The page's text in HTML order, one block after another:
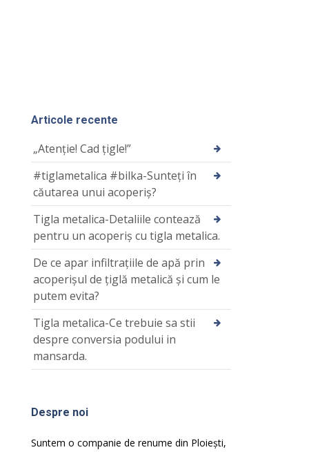
Articole recente
„Atenție! Cad țigle!”
#tiglametalica #bilka-Sunteți în
căutarea unui acoperiș?
Tigla metalica-Detaliile contează
pentru un acoperiş cu tigla metalica.
De ce apar infiltrațiile de apă prin
acoperișul de țiglă metalică și cum le
putem evita?
Tigla metalica-Ce trebuie sa stii
despre conversia podului in
mansarda.
Despre noi
Suntem o companie de renume din Ploiești,